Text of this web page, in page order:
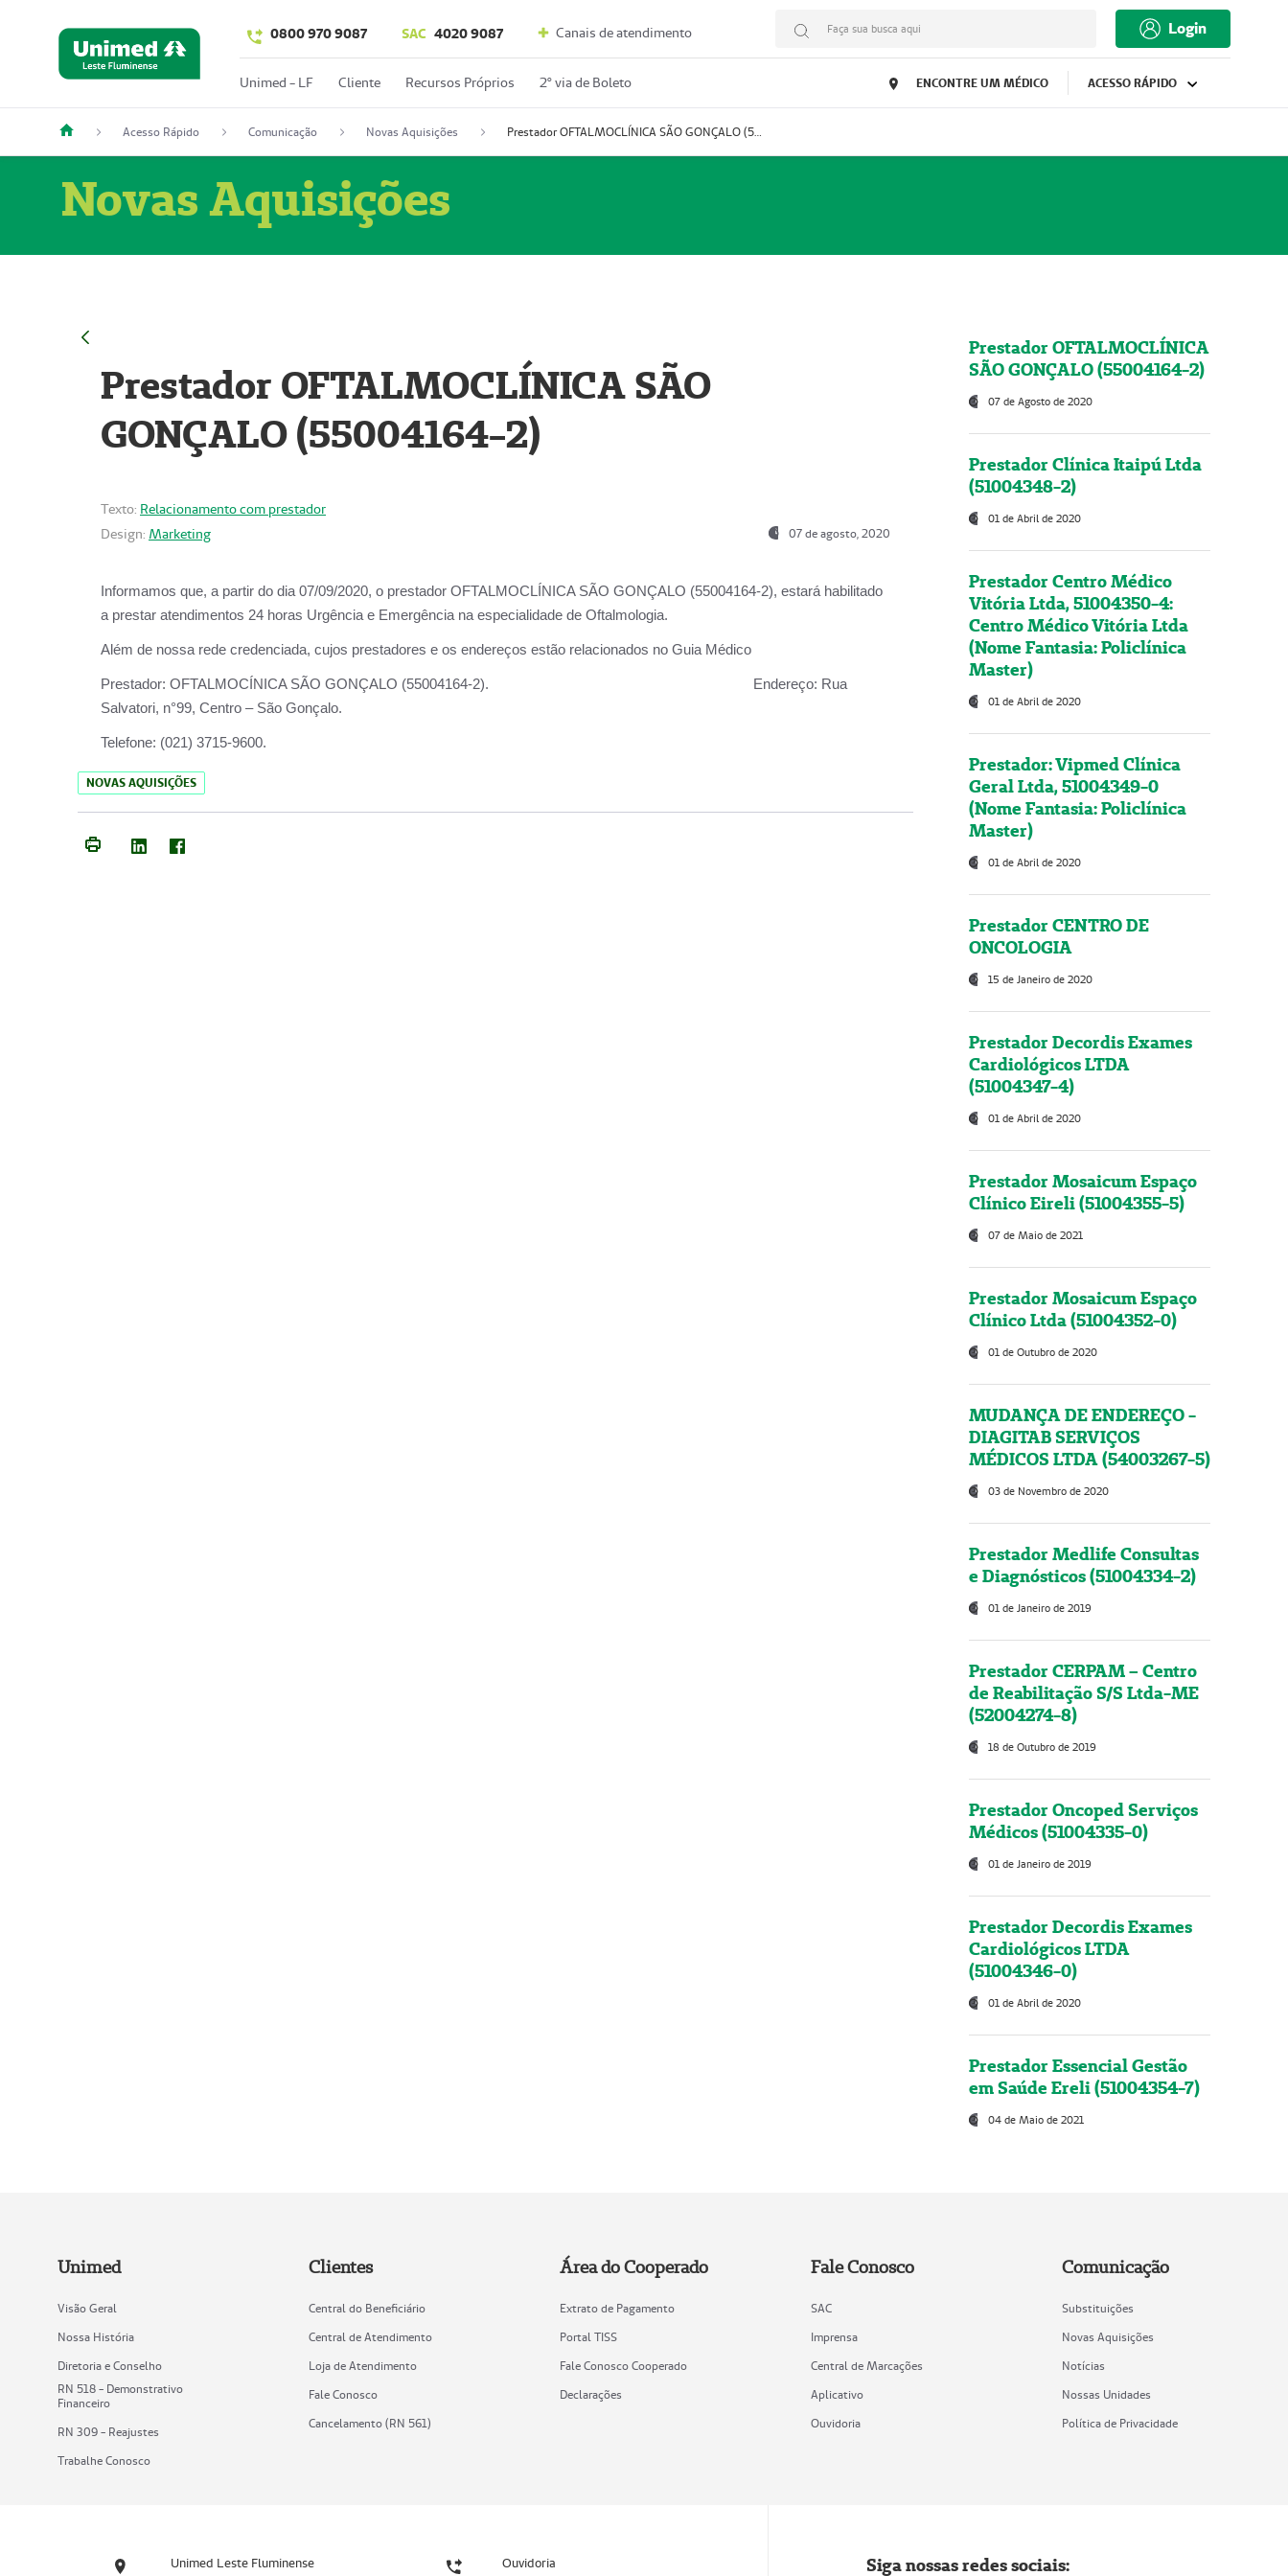
0800 970 9087 SAC 4020 9087 Canais de atendimento Faça sua busca aqui Login
Unimed - LF Cliente Recursos Próprios 2º via de Boleto ENCONTRE UM MÉDICO ACESSO RÁPIDO
Acesso Rápido Comunicação Novas Aquisições Prestador OFTALMOCLÍNICA SÃO GONÇALO (55004164-2)
Novas Aquisições
Prestador OFTALMOCLÍNICA SÃO
GONÇALO (55004164-2)
Texto: Relacionamento com prestador
Design: Marketing 07 de agosto, 2020
Informamos que, a partir do dia 07/09/2020, o prestador OFTALMOCLÍNICA SÃO GONÇALO (55004164-2), estará habilitado
a prestar atendimentos 24 horas Urgência e Emergência na especialidade de Oftalmologia.
Além de nossa rede credenciada, cujos prestadores e os endereços estão relacionados no Guia Médico
Prestador: OFTALMOCÍNICA SÃO GONÇALO (55004164-2). Endereço: Rua
Salvatori, n°99, Centro – São Gonçalo.
Telefone: (021) 3715-9600.
NOVAS AQUISIÇÕES
Prestador OFTALMOCLÍNICA
SÃO GONÇALO (55004164-2)
07 de Agosto de 2020
Prestador Clínica Itaipú Ltda
(51004348-2)
01 de Abril de 2020
Prestador Centro Médico
Vitória Ltda, 51004350-4:
Centro Médico Vitória Ltda
(Nome Fantasia: Policlínica
Master)
01 de Abril de 2020
Prestador: Vipmed Clínica
Geral Ltda, 51004349-0
(Nome Fantasia: Policlínica
Master)
01 de Abril de 2020
Prestador CENTRO DE
ONCOLOGIA
15 de Janeiro de 2020
Prestador Decordis Exames
Cardiológicos LTDA
(51004347-4)
01 de Abril de 2020
Prestador Mosaicum Espaço
Clínico Eireli (51004355-5)
07 de Maio de 2021
Prestador Mosaicum Espaço
Clínico Ltda (51004352-0)
01 de Outubro de 2020
MUDANÇA DE ENDEREÇO -
DIAGITAB SERVIÇOS
MÉDICOS LTDA (54003267-5)
03 de Novembro de 2020
Prestador Medlife Consultas
e Diagnósticos (51004334-2)
01 de Janeiro de 2019
Prestador CERPAM – Centro
de Reabilitação S/S Ltda-ME
(52004274-8)
18 de Outubro de 2019
Prestador Oncoped Serviços
Médicos (51004335-0)
01 de Janeiro de 2019
Prestador Decordis Exames
Cardiológicos LTDA
(51004346-0)
01 de Abril de 2020
Prestador Essencial Gestão
em Saúde Ereli (51004354-7)
04 de Maio de 2021
Unimed
Visão Geral
Nossa História
Diretoria e Conselho
RN 518 - Demonstrativo
Financeiro
RN 309 - Reajustes
Trabalhe Conosco
Clientes
Central do Beneficiário
Central de Atendimento
Loja de Atendimento
Fale Conosco
Cancelamento (RN 561)
Área do Cooperado
Extrato de Pagamento
Portal TISS
Fale Conosco Cooperado
Declarações
Fale Conosco
SAC
Imprensa
Central de Marcações
Aplicativo
Ouvidoria
Comunicação
Substituições
Novas Aquisições
Notícias
Nossas Unidades
Política de Privacidade
Unimed Leste Fluminense Ouvidoria Siga nossas redes sociais: